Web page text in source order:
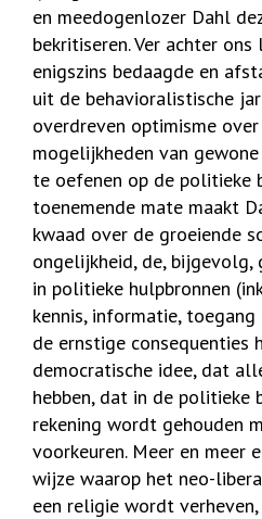
en meedogenlozer Dahl
bekritiseren. Ver achter
enigszins bedaagde en
uit de behavioralistische
overdreven optimisme
mogelijkheden van
te oefenen op de politieke
toenemende mate maakt
kwaad over de groeiende
ongelijkheid, de, bijgevolg,
in politieke hulpbronnen
kennis, informatie,
de ernstige consequenties
democratische idee, dat
hebben, dat in de politieke
rekening wordt gehouden
voorkeuren. Meer en meer
wijze waarop het neo-
een religie wordt